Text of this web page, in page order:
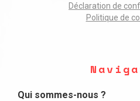
Déclaration de
Politique de
Qui sommes-nous ?